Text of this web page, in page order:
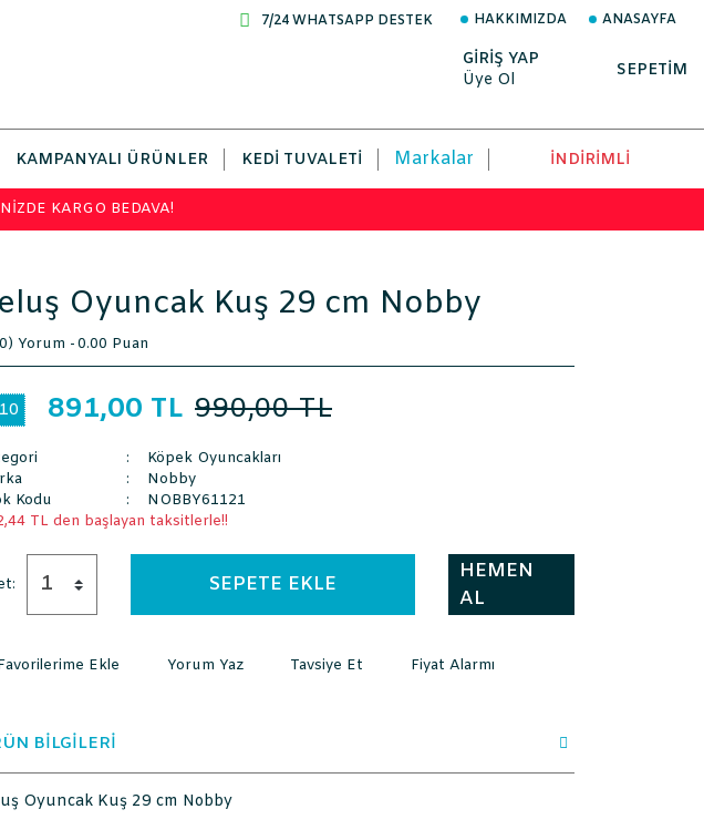
7/24 WHATSAPP DESTEK HAKKIMIZDA ANASAYFA
GİRİŞ YAP
Üye Ol
SEPETİM
KAMPANYALI ÜRÜNLER KEDI TUVALETI Markalar İNDİRİMLİ
KARGO BEDAVA!
Oyuncak Kuş 29 cm Nobby
Yorum -0.00 Puan
891,00 TL 990,00 TL
Köpek Oyuncakları
Nobby
Kodu
NOBBY61121
TL den başlayan taksitlerle!!
SEPETE EKLE
HEMEN
AL
Yorum Yaz Tavsiye Et Fiyat Alarmı
BİLGİLERİ
Oyuncak Kuş 29 cm Nobby